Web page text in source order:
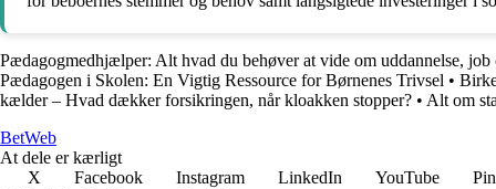
Pædagogmedhjælper: Alt hvad du behøver at vide om uddannelse, job
Pædagogen i Skolen: En Vigtig Ressource for Børnenes Trivsel •
kælder – Hvad dækker forsikringen, når kloakken stopper? • Alt om
BetWeb
At dele er kærligt
X
Facebook Instagram LinkedIn YouTube